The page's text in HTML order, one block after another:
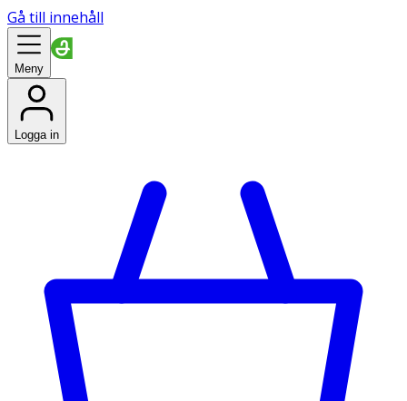
Gå till innehåll
Meny
Logga in